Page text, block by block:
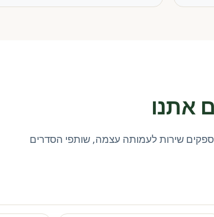
אתנו
שירות לעמותה עצמה, שותפי הסדרים